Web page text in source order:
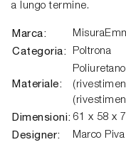
a lungo termine.
Marca:
Categoria: Poltrona
Materiale:
Dimensioni: 61 x 58 x
Designer: Marco Piva